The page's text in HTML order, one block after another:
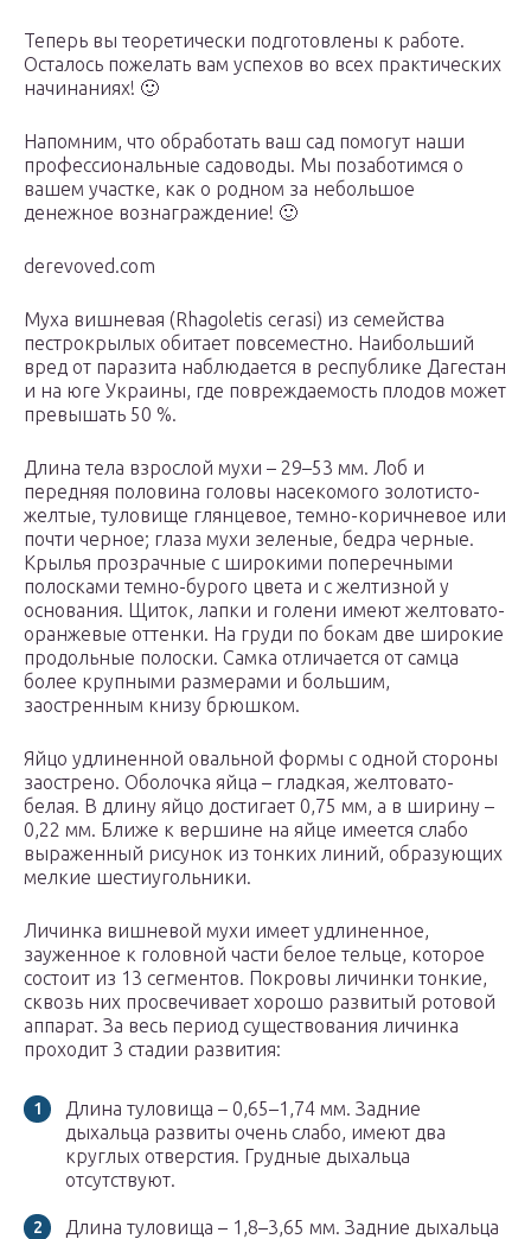
Теперь вы теоретически подготовлены к работе.
Осталось пожелать вам успехов во всех практических
начинаниях! 🙂
Напомним, что обработать ваш сад помогут наши
профессиональные садоводы. Мы позаботимся о
вашем участке, как о родном за небольшое
денежное вознаграждение! 🙂
derevoved.com
Муха вишневая (Rhagoletis cerasi) из семейства
пестрокрылых обитает повсеместно. Наибольший
вред от паразита наблюдается в республике Дагестан
и на юге Украины, где повреждаемость плодов может
превышать 50 %.
Длина тела взрослой мухи – 29–53 мм. Лоб и
передняя половина головы насекомого золотисто-
желтые, туловище глянцевое, темно-коричневое или
почти черное; глаза мухи зеленые, бедра черные.
Крылья прозрачные с широкими поперечными
полосками темно-бурого цвета и с желтизной у
основания. Щиток, лапки и голени имеют желтовато-
оранжевые оттенки. На груди по бокам две широкие
продольные полоски. Самка отличается от самца
более крупными размерами и большим,
заостренным книзу брюшком.
Яйцо удлиненной овальной формы с одной стороны
заострено. Оболочка яйца – гладкая, желтовато-
белая. В длину яйцо достигает 0,75 мм, а в ширину –
0,22 мм. Ближе к вершине на яйце имеется слабо
выраженный рисунок из тонких линий, образующих
мелкие шестиугольники.
Личинка вишневой мухи имеет удлиненное,
зауженное к головной части белое тельце, которое
состоит из 13 сегментов. Покровы личинки тонкие,
сквозь них просвечивает хорошо развитый ротовой
аппарат. За весь период существования личинка
проходит 3 стадии развития:
Длина туловища – 0,65–1,74 мм. Задние
дыхальца развиты очень слабо, имеют два
круглых отверстия. Грудные дыхальца
отсутствуют.
Длина туловища – 1,8–3,65 мм. Задние дыхальца